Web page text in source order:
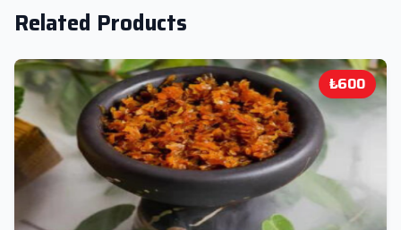
Related Products
₺600